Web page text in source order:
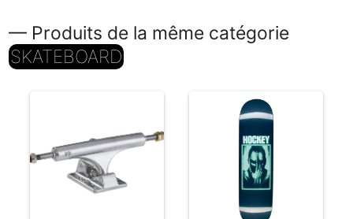
— Produits de la même catégorie
SKATEBOARD